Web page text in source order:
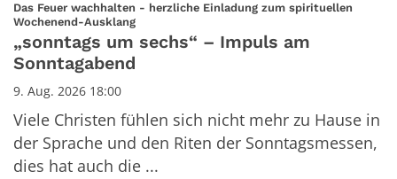
Das Feuer wachhalten - herzliche Einladung zum spirituellen
Wochenend-Ausklang:
„sonntags um sechs“ – Impuls am
Sonntagabend
9. Aug. 2026 18:00
Viele Christen fühlen sich nicht mehr zu Hause in
der Sprache und den Riten der Sonntagsmessen,
dies hat auch die ...